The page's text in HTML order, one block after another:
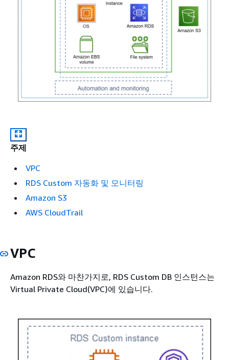
주제
VPC
RDS Custom 자동화 및 모니터링
Amazon S3
AWS CloudTrail
VPC
Amazon RDS와 마찬가지로, RDS Custom DB 인스턴스는
Virtual Private Cloud(VPC)에 있습니다.